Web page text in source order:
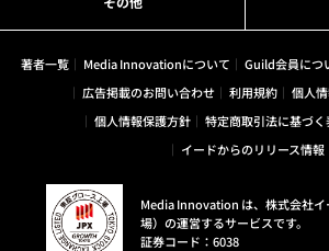
著者一覧 Media Innovationについて Guild会員につ
広告掲載のお問い合わせ
利用規約
個人
個人情報保護方針
特定商取引法に基づく
イードからのリリース情報
Media Innovation は、株式会社イ
場）の運営するサービスです。
証券コード：6038